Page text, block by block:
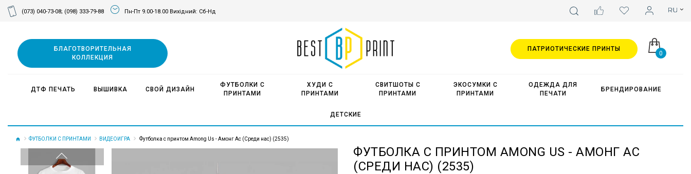
(073) 040-73-08; (098) 333-79-88 Пн-Пт 9.00-18.00 Вихідний: Сб-Нд
0
БЛАГОТВОРИТЕЛЬНАЯ
КОЛЛЕКЦИЯ
ДТФ ПЕЧАТЬ ВЫШИВКА СВОЙ ДИЗАЙН
ФУТБОЛКИ С
ПРИНТАМИ
ХУДИ С
ПРИНТАМИ
СВИТШОТЫ С
ПРИНТАМИ
ЭКОСУМКИ С
ПРИНТАМИ
ОДЕЖДА ДЛЯ
ПЕЧАТИ
БРЕНДИРОВАНИЕ
ДЕТСКИЕ
ПАТРИОТИЧЕСКИЕ ПРИНТЫ
ФУТБОЛКИ С ПРИНТАМИ ВИДЕОИГРА Футболка с принтом Among Us - Амонг Ас (Среди нас) (2535)
ФУТБОЛКА С ПРИНТОМ AMONG US - АМОНГ АС
(СРЕДИ НАС) (2535)